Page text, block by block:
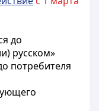
до
русском»
потребителя